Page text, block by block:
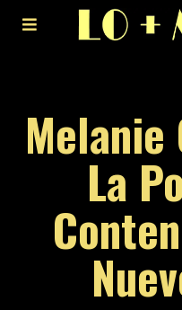
Melanie
La